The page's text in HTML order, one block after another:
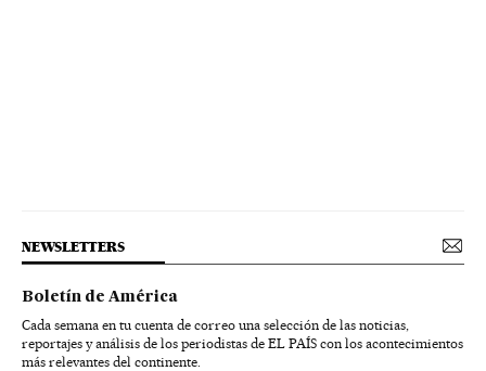
NEWSLETTERS
Boletín de América
Cada semana en tu cuenta de correo una selección de las noticias,
reportajes y análisis de los periodistas de EL PAÍS con los acontecimientos
más relevantes del continente.